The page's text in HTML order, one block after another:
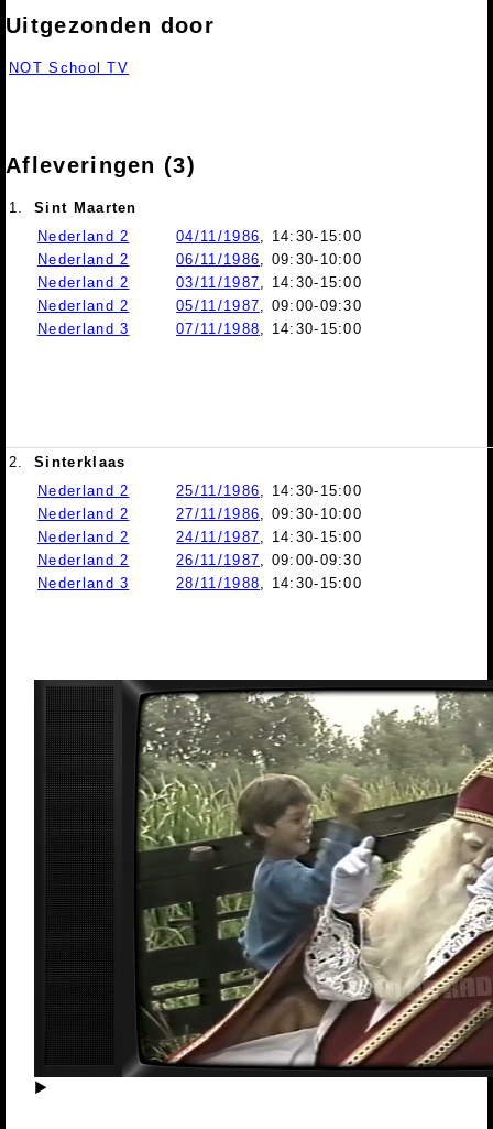
Uitgezonden door
NOT School TV
Afleveringen (3)
1.
Sint Maarten
Nederland 2
04/11/1986 , 14:30-15:00
Nederland 2
06/11/1986 , 09:30-10:00
Nederland 2
03/11/1987 , 14:30-15:00
Nederland 2
05/11/1987 , 09:00-09:30
Nederland 3
07/11/1988 , 14:30-15:00
2.
Sinterklaas
Nederland 2
25/11/1986 , 14:30-15:00
Nederland 2
27/11/1986 , 09:30-10:00
Nederland 2
24/11/1987 , 14:30-15:00
Nederland 2
26/11/1987 , 09:00-09:30
Nederland 3
28/11/1988 , 14:30-15:00
▶